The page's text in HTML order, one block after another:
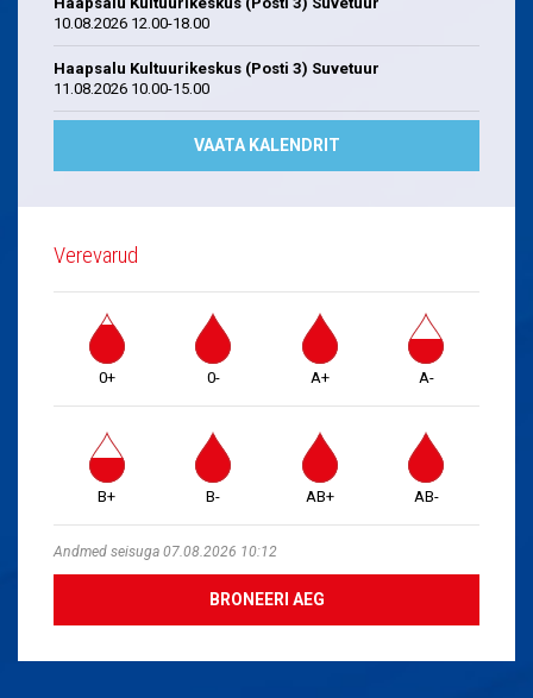
10.08.2026 12.00-18.00
Haapsalu Kultuurikeskus (Posti 3) Suvetuur
11.08.2026 10.00-15.00
VAATA KALENDRIT
Verevarud
0+ 0- A+ A-
B+ B- AB+ AB-
Andmed seisuga 07.08.2026 10:12
BRONEERI AEG